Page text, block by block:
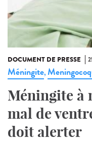
DOCUMENT DE PRESSE
Méningite,
Méningite à
mal de
doit alerter